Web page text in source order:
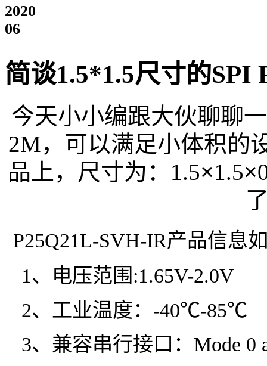
2020
06
简谈1.5*1.5尺寸的SPI
今天小小编跟大伙聊聊
2M，可以满足小体积的
品上，尺寸为：1.5×1.5×
P25Q21L-SVH-IR产品信息
1、
电压范围 :1.65V-2.0V
2、工业温度：-40℃-85℃
3、兼容串行接口：Mode 0